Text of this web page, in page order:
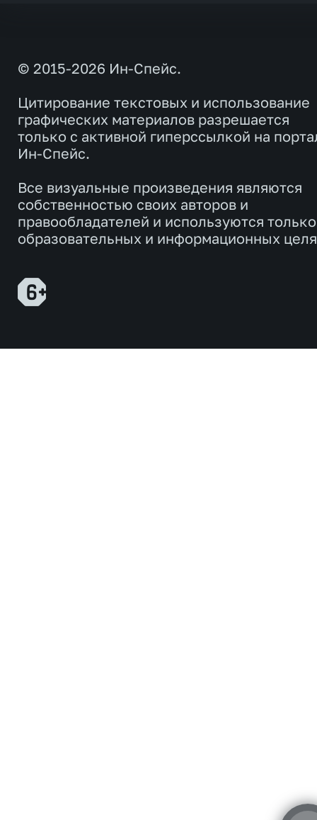
© 2015-2026 Ин-Спейс.
Цитирование текстовых и использование
графических материалов разрешается
только с активной гиперссылкой на
Ин-Спейс.
Все визуальные произведения являются
собственностью своих авторов и
правообладателей и используются
образовательных и информационных